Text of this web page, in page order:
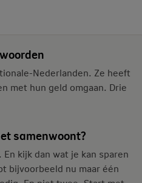
Nederlanden. Ze heeft
met hun geld omgaan. Drie
samenwoont?
kijk dan wat je kan sparen
bijvoorbeeld nu maar één